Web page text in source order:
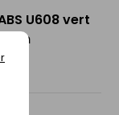
U608 vert